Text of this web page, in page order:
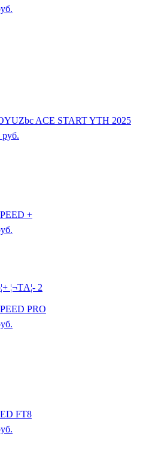
ACE START YTH 2025
руб.
+
PRO
FT8